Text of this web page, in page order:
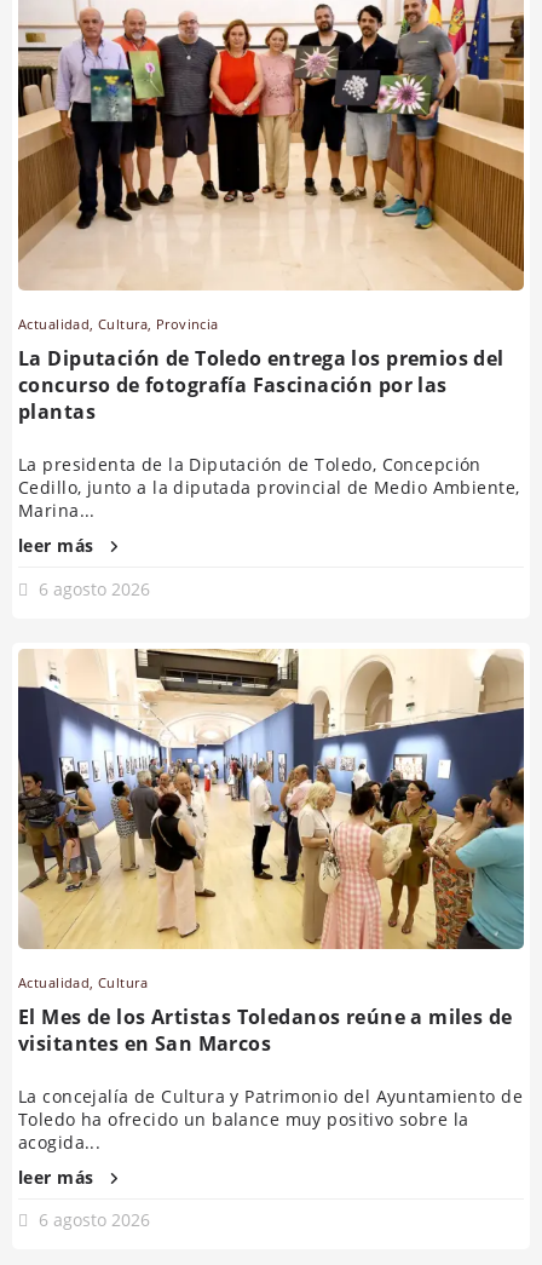
Actualidad,Cultura, Provincia
La Diputación de Toledo entrega los premios del
concurso de fotografía Fascinación por las
plantas
La presidenta de la Diputación de Toledo, Concepción
Cedillo, junto a la diputada provincial de Medio Ambiente,
Marina...
leer más
6 agosto 2026
Actualidad,Cultura
El Mes de los Artistas Toledanos reúne a miles de
visitantes en San Marcos
La concejalía de Cultura y Patrimonio del Ayuntamiento de
Toledo ha ofrecido un balance muy positivo sobre la
acogida...
leer más
6 agosto 2026